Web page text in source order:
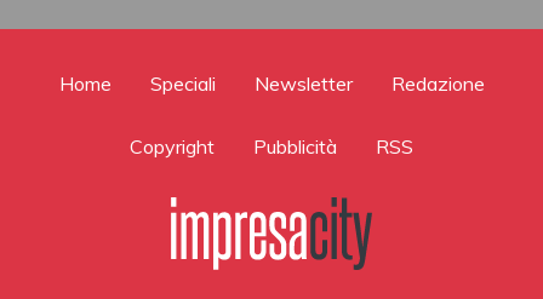
Home Speciali Newsletter Redazione
Copyright Pubblicità RSS